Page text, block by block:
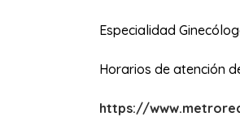
Especialidad
Horarios de atención
https://